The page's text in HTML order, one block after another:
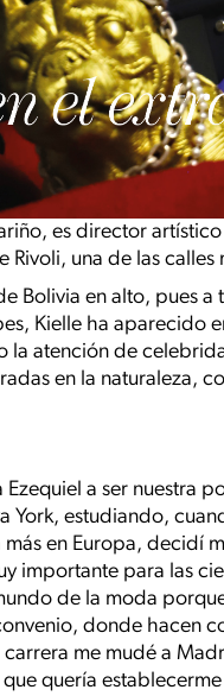
es director
una de las calles
Bolivia en alto, pues
Kielle ha aparecido
la atención de
en la naturaleza,
a ser nuestra
York, estudiando,
en Europa, decidí
importante para las
de la moda
donde hacen
me mudé a
quería